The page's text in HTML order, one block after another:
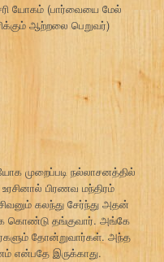
யோகம் (பார்வையை மேல்
ஆற்றலை பெறுவர்)
முறைப்படி நல்லாசனத்தில்
பிரணவ மந்திரம்
கலந்து சேர்ந்து அதன்
கொண்டு தங்குவார். அங்கே
தோன்றுவார்கள். அந்த
என்பதே இருக்காது.